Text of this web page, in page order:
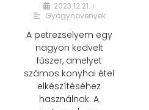
2023.12.21. •
Gyógynövények
A petrezselyem egy
nagyon kedvelt
fűszer, amelyet
számos konyhai étel
elkészítéséhez
használnak. A